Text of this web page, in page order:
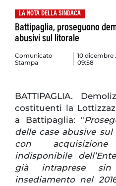
LA NOTA DELLA SINDACA
Battipaglia, proseguono
abusivi sul litorale
Comunicato
Stampa
10 dicembre
09:58
BATTIPAGLIA.
costituenti la
a Battipaglia: "
delle case abusive
con
indisponibile
già intraprese
insediamento nel